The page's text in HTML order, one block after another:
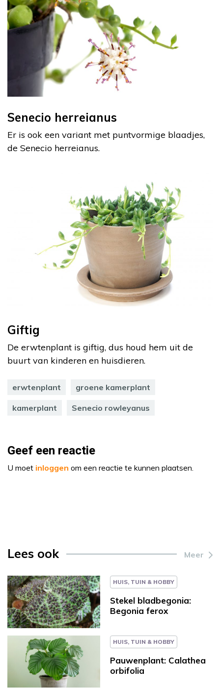
Senecio herreianus
Er is ook een variant met puntvormige blaadjes,
de Senecio herreianus.
Giftig
De erwtenplant is giftig, dus houd hem uit de
buurt van kinderen en huisdieren.
erwtenplant groene kamerplant
kamerplant Senecio rowleyanus
Geef een reactie
U moet inloggen om een reactie te kunnen plaatsen.
Lees ook Meer
HUIS, TUIN & HOBBY
Stekel bladbegonia:
Begonia ferox
HUIS, TUIN & HOBBY
Pauwenplant: Calathea
orbifolia